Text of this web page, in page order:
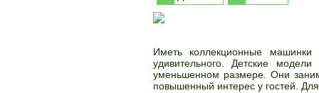
Иметь коллекционные
удивительного. Детские
уменьшенном размере. Они
повышенный интерес у гостей.